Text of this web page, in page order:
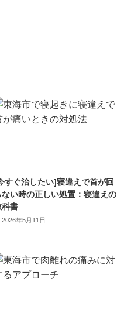
すぐ治したい]寝違えで首が回
ない時の正しい処置：寝違えの
科書
2026年5月11日